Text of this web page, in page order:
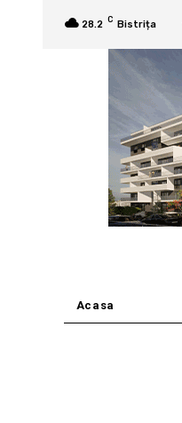
28.2 C Bistrița
Acasa